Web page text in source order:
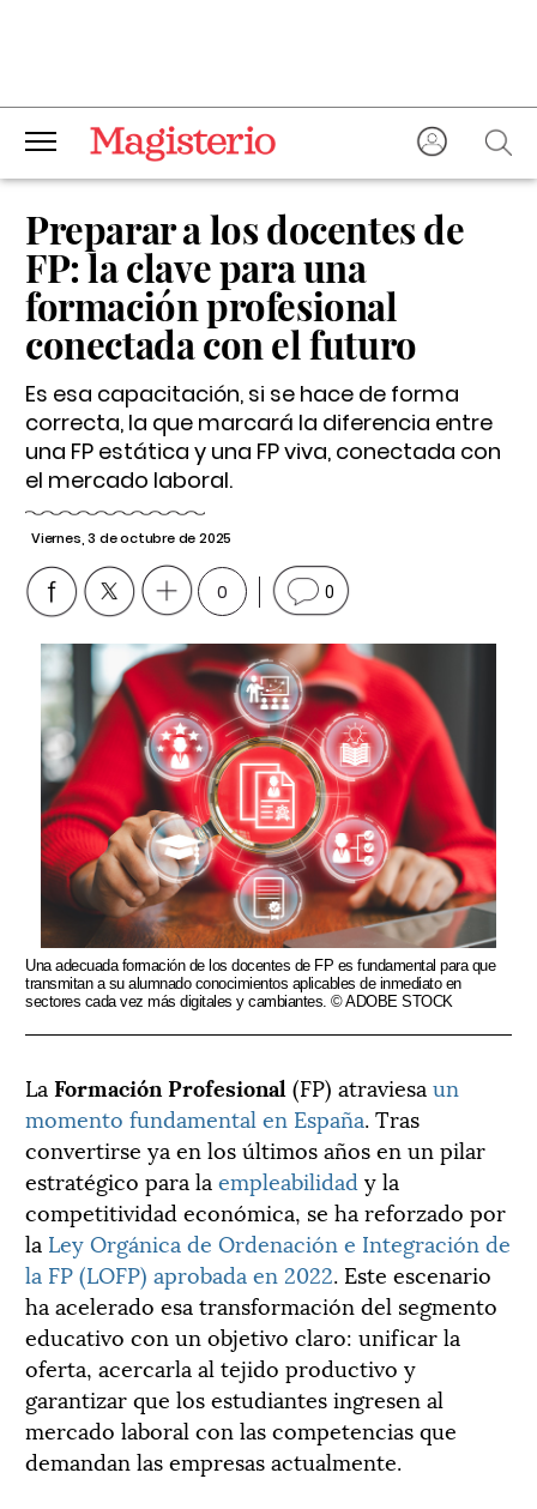
Preparar a los docentes de
FP: la clave para una
formación profesional
conectada con el futuro
Es esa capacitación, si se hace de forma
correcta, la que marcará la diferencia entre
una FP estática y una FP viva, conectada con
el mercado laboral.
Viernes, 3 de octubre de 2025
0 0
Una adecuada formación de los docentes de FP es fundamental para que
transmitan a su alumnado conocimientos aplicables de inmediato en
sectores cada vez más digitales y cambiantes. © ADOBE STOCK
La Formación Profesional (FP) atraviesa un
momento fundamental en España. Tras
convertirse ya en los últimos años en un pilar
estratégico para la empleabilidad y la
competitividad económica, se ha reforzado por
la Ley Orgánica de Ordenación e Integración de
la FP (LOFP) aprobada en 2022. Este escenario
ha acelerado esa transformación del segmento
educativo con un objetivo claro: unificar la
oferta, acercarla al tejido productivo y
garantizar que los estudiantes ingresen al
mercado laboral con las competencias que
demandan las empresas actualmente.